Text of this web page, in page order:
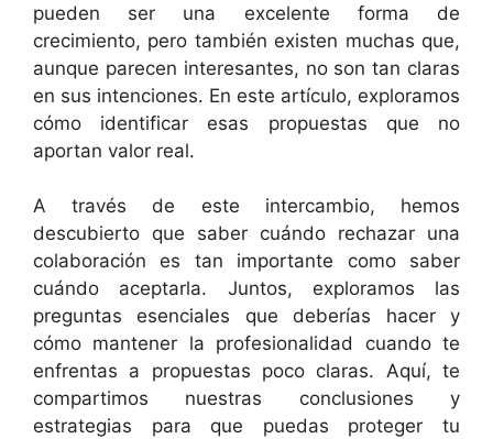
pueden ser una excelente forma de
crecimiento, pero también existen muchas que,
aunque parecen interesantes, no son tan claras
en sus intenciones. En este artículo, exploramos
cómo identificar esas propuestas que no
aportan valor real.
A través de este intercambio, hemos
descubierto que saber cuándo rechazar una
colaboración es tan importante como saber
cuándo aceptarla. Juntos, exploramos las
preguntas esenciales que deberías hacer y
cómo mantener la profesionalidad cuando te
enfrentas a propuestas poco claras. Aquí, te
compartimos nuestras conclusiones y
estrategias para que puedas proteger tu